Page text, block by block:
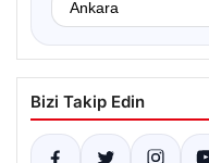
Bizi Takip Edin